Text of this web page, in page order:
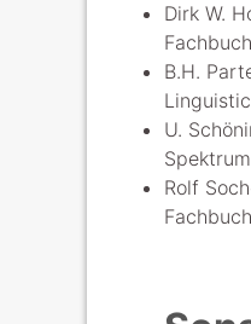
Dirk W.
B.H.
U.
Rolf